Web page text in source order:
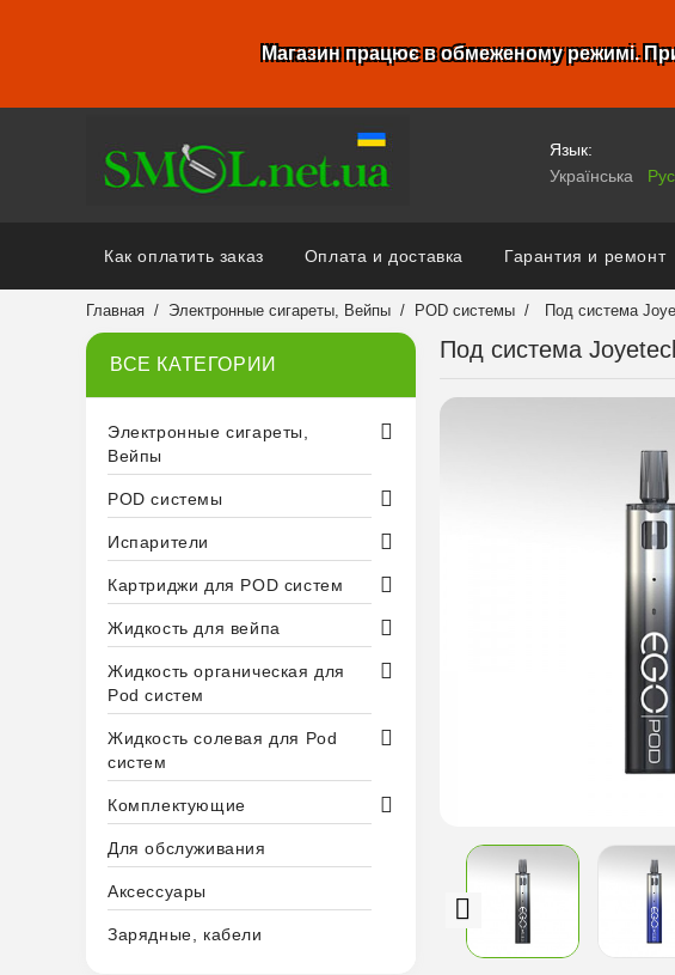
Магазин працює в обмеженому режимі.
Язык:
Українська
Как оплатить заказ Оплата и доставка Гарантия и ремонт
Главная Электронные сигареты, Вейпы POD системы Под система
ВСЕ КАТЕГОРИИ
Электронные сигареты,
Вейпы
POD системы
Испарители
Картриджи для POD систем
Жидкость для вейпа
Жидкость органическая для
Pod систем
Жидкость солевая для Pod
систем
Комплектующие
Для обслуживания
Аксессуары
Зарядные, кабели
Под система